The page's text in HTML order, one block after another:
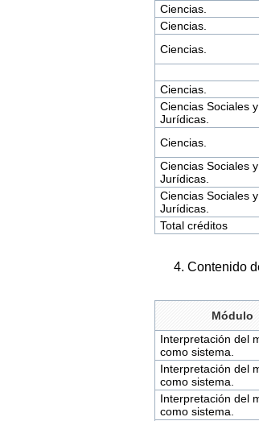
Ciencias.
Ciencias.
Ciencias.
Ciencias.
Ciencias Sociales y
Jurídicas.
Ciencias.
Ciencias Sociales y
Jurídicas.
Ciencias Sociales y
Jurídicas.
Total créditos
4. Contenido
Módulo
Interpretación del
como sistema.
Interpretación del
como sistema.
Interpretación del
como sistema.